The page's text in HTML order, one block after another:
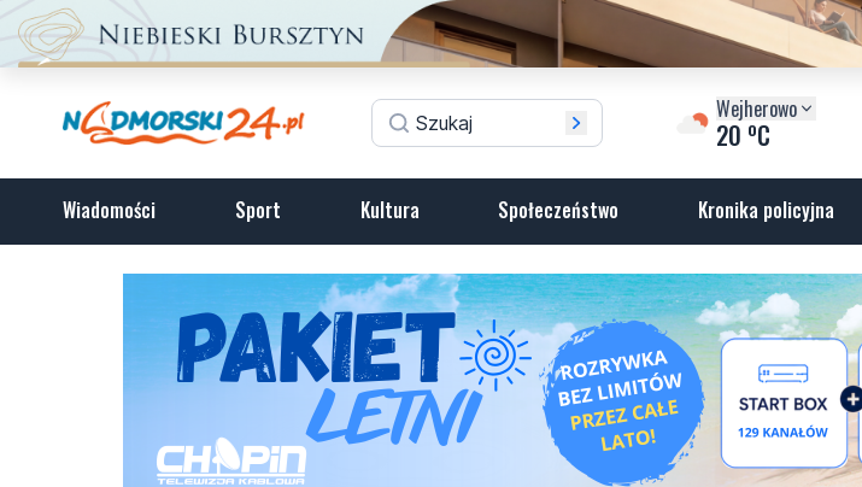
Wejherowo
20 oC
Wiadomości Sport Kultura Społeczeństwo Kronika policyjna